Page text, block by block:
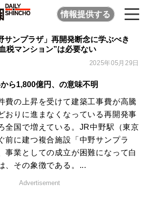
情報提供する
サンプラザ」再開発断念に学ぶべき
税マンション”は必要ない
2025年05月29日
ら1,800億円、の意味不明
の上昇を受けて建築工事費が高騰
おりに進まなくなっている再開発事
全国で増えている。JR中野駅（東京
前に建つ複合施設「中野サンプラ
事業としての成立が困難になって白
、その象徴である。...
Advertisement